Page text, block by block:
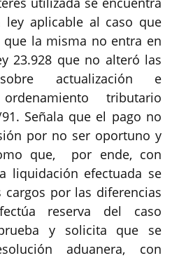
ley aplicable al caso que
la misma no entra en
23.928 que no alteró las
actualización e
tributario
Señala que el pago no
por no ser oportuno y
que, por ende, con
liquidación efectuada se
por las diferencias
reserva del caso
y solicita que se
aduanera, con